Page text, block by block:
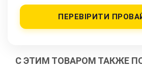
ПЕРЕВІРИТИ
С ЭТИМ ТОВАРОМ ТАКЖЕ